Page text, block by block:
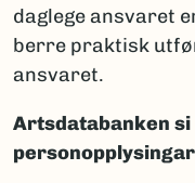
daglege ansvaret
berre praktisk
ansvaret.
Artsdatabanken si